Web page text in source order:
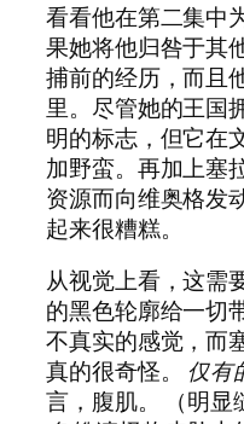
看看他在第二集中
果她将他归咎于其
捕前的经历，而且
里。尽管她的王国
明的标志，但它在
加野蛮。再加上塞
资源而向维奥格发
起来很糟糕。
从视觉上看，这需
的黑色轮廓给一切
不真实的感觉，而
真的很奇怪。 仅有
言，腹肌。 （明显